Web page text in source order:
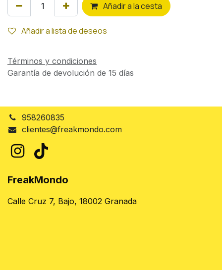
Añadir a la cesta
Añadir a lista de deseos
Términos y condiciones
Garantía de devolución de 15 días
958260835
clientes@freakmondo.com
FreakMondo
Calle Cruz 7, Bajo, 18002 Granada